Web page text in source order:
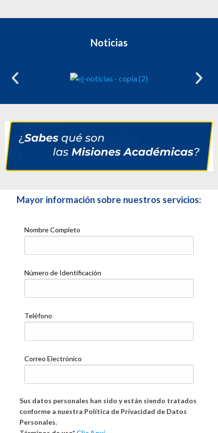
Noticias
Mayor información sobre nuestros servicios:
Nombre Completo
Número de Identificación
Teléfono
Correo Electrónico
Sus datos personales han sido y están siendo tratados
conforme a nuestra Política de Privacidad de Datos
Personales.